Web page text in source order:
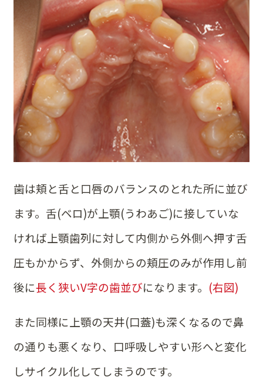
歯は頬と舌と口唇のバランスのとれた所に並び
ます。舌(ベロ)が上顎(うわあご)に接していな
ければ上顎歯列に対して内側から外側へ押す舌
圧もかからず、外側からの頬圧のみが作用し前
後に長く狭いV字の歯並びになります。 (右図)
また同様に上顎の天井(口蓋)も深くなるので鼻
の通りも悪くなり、口呼吸しやすい形へと変化
しサイクル化してしまうのです。